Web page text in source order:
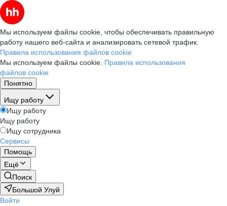
Мы используем файлы cookie, чтобы обеспечивать правильную
работу нашего веб-сайта и анализировать сетевой трафик.
Правила использования файлов cookie
Мы используем файлы cookie. Правила использования
файлов cookie
Понятно
Ищу работу
Ищу работу
Ищу работу
Ищу сотрудника
Сервисы
Помощь
Ещё
Поиск
Большой Улуй
Войти